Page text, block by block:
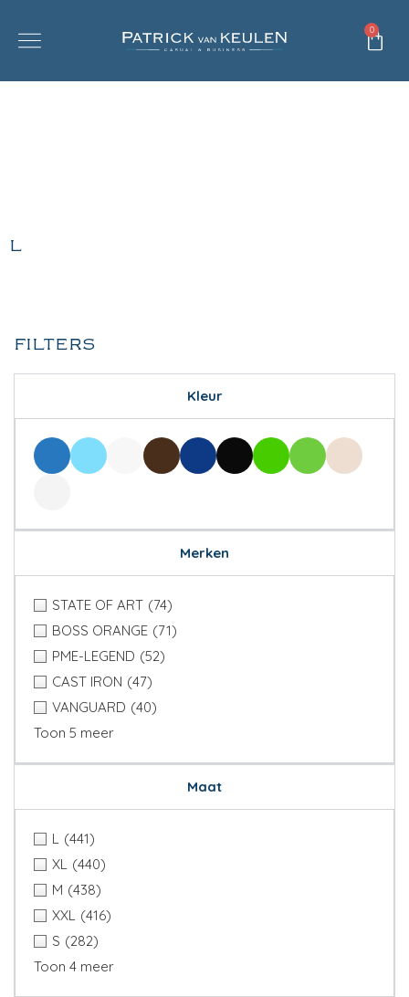
0
L
FILTERS
Kleur
Merken
STATE OF ART (74)
BOSS ORANGE (71)
PME-LEGEND (52)
CAST IRON (47)
VANGUARD (40)
Toon 5 meer
Maat
L (441)
XL (440)
M (438)
XXL (416)
S (282)
Toon 4 meer